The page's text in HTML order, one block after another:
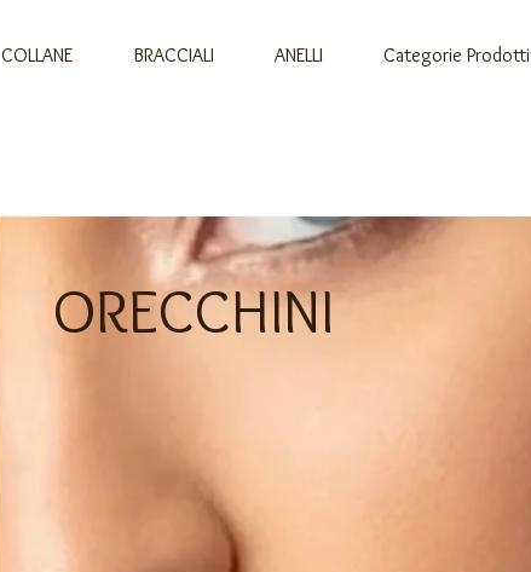
COLLANE BRACCIALI ANELLI Categorie Prodotti
ORECCHINI